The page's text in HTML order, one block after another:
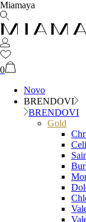
Miamaya
0
Novo
BRENDOVI
BRENDOVI
Gold